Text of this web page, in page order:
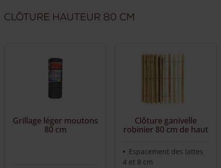
Clôture hauteur 80 cm
Grillage léger moutons
80 cm
Clôture ganivelle
robinier 80 cm de haut
Espacement des lattes
4 et 8 cm